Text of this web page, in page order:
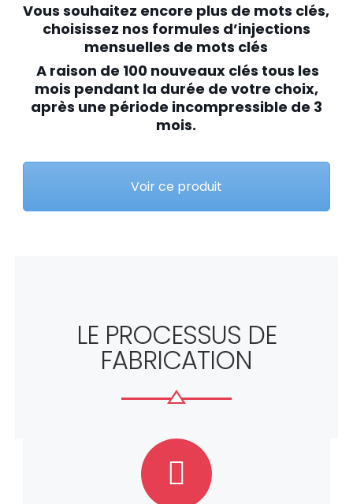
Vous souhaitez encore plus de mots clés,
choisissez nos formules d’injections
mensuelles de mots clés
A raison de 100 nouveaux clés tous les
mois pendant la durée de votre choix,
après une période incompressible de 3
mois.
Voir ce produit
LE PROCESSUS DE
FABRICATION